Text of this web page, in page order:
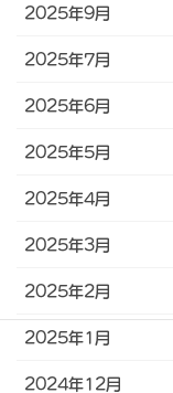
2025年9月
2025年7月
2025年6月
2025年5月
2025年4月
2025年3月
2025年2月
2025年1月
2024年12月